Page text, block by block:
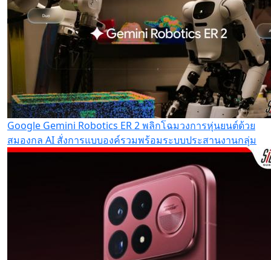
Google Gemini Robotics ER 2 พลิกโฉมวงการหุ่นยนต์ด้วย
สมองกล AI สั่งการแบบองค์รวมพร้อมระบบประสานงานกลุ่ม